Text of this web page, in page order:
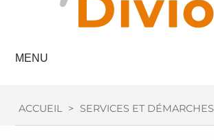
MENU
ACCUEIL > SERVICES ET DÉMARCHES